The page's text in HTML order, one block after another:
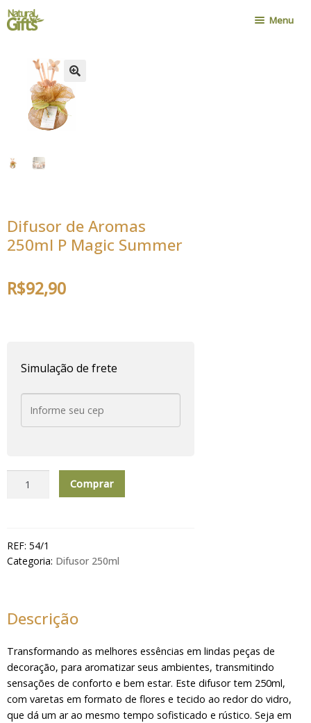
Pular
para
Pular
para
conteúdo
Menu
Difusor de Aromas
250ml P Magic Summer
R$92,90
Simulação de frete
P
Magic
Comprar
REF: 54/1
Categoria: Difusor 250ml
Descrição
Transformando as melhores essências em lindas peças de
decoração, para aromatizar seus ambientes, transmitindo
sensações de conforto e bem estar. Este difusor tem 250ml,
com varetas em formato de flores e tecido ao redor do vidro,
que dá um ar ao mesmo tempo sofisticado e rústico. Seja em